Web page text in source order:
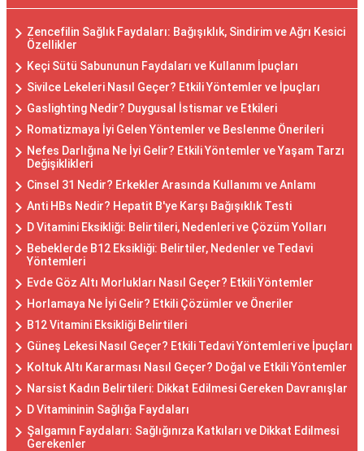
Zencefilin Sağlık Faydaları: Bağışıklık, Sindirim ve Ağrı Kesici
Özellikler
Keçi Sütü Sabununun Faydaları ve Kullanım İpuçları
Sivilce Lekeleri Nasıl Geçer? Etkili Yöntemler ve İpuçları
Gaslighting Nedir? Duygusal İstismar ve Etkileri
Romatizmaya İyi Gelen Yöntemler ve Beslenme Önerileri
Nefes Darlığına Ne İyi Gelir? Etkili Yöntemler ve Yaşam Tarzı
Değişiklikleri
Cinsel 31 Nedir? Erkekler Arasında Kullanımı ve Anlamı
Anti HBs Nedir? Hepatit B'ye Karşı Bağışıklık Testi
D Vitamini Eksikliği: Belirtileri, Nedenleri ve Çözüm Yolları
Bebeklerde B12 Eksikliği: Belirtiler, Nedenler ve Tedavi
Yöntemleri
Evde Göz Altı Morlukları Nasıl Geçer? Etkili Yöntemler
Horlamaya Ne İyi Gelir? Etkili Çözümler ve Öneriler
B12 Vitamini Eksikliği Belirtileri
Güneş Lekesi Nasıl Geçer? Etkili Tedavi Yöntemleri ve İpuçları
Koltuk Altı Kararması Nasıl Geçer? Doğal ve Etkili Yöntemler
Narsist Kadın Belirtileri: Dikkat Edilmesi Gereken Davranışlar
D Vitamininin Sağlığa Faydaları
Şalgamın Faydaları: Sağlığınıza Katkıları ve Dikkat Edilmesi
Gerekenler